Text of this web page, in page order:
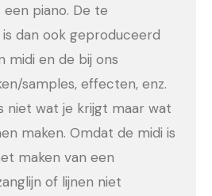
piano. De te
dan ook geproduceerd
midi en de bij ons
samples, effecten, enz.
niet wat je krijgt maar wat
maken. Omdat de midi is
maken van een
of lijnen niet